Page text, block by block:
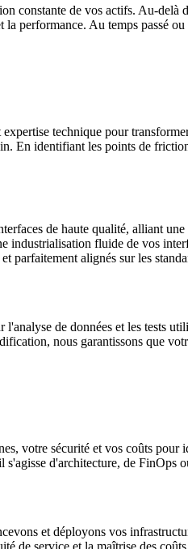
constante de vos actifs. Au-
performance. Au temps passé
technique pour
En identifiant les points de
de haute qualité, alliant
industrialisation fluide de vos
parfaitement alignés sur les
de données et les tests
nous garantissons que
votre sécurité et vos coûts
d'architecture, de FinOps
et déployons vos
de service et la maîtrise des coûts.